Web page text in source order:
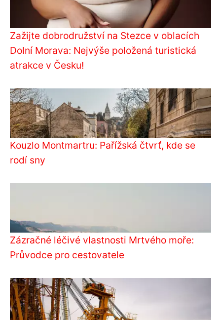
Zažijte dobrodružství na Stezce v oblacích
Dolní Morava: Nejvýše položená turistická
atrakce v Česku!
Kouzlo Montmartru: Pařížská čtvrť, kde se
rodí sny
Zázračné léčivé vlastnosti Mrtvého moře:
Průvodce pro cestovatele